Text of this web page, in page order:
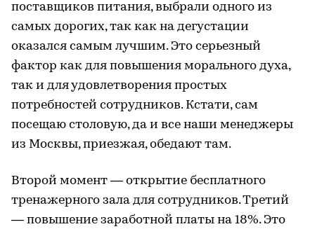
поставщиков питания, выбрали одного из
самых дорогих, так как на дегустации
оказался самым лучшим. Это серьезный
фактор как для повышения морального духа,
так и для удовлетворения простых
потребностей сотрудников. Кстати, сам
посещаю столовую, да и все наши менеджеры
из Москвы, приезжая, обедают там.
Второй момент — открытие бесплатного
тренажерного зала для сотрудников. Третий
— повышение заработной платы на 18%. Это